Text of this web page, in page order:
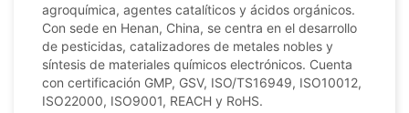
agroquímica, agentes catalíticos y ácidos orgánicos.
Con sede en Henan, China, se centra en el desarrollo
de pesticidas, catalizadores de metales nobles y
síntesis de materiales químicos electrónicos. Cuenta
con certificación GMP, GSV, ISO/TS16949, ISO10012,
ISO22000, ISO9001, REACH y RoHS.